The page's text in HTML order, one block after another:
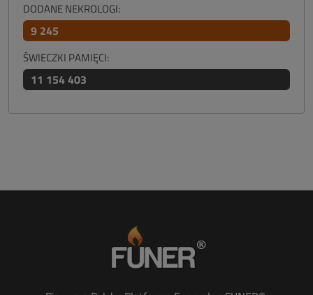
DODANE NEKROLOGI:
9 245
ŚWIECZKI PAMIĘCI:
11 154 403